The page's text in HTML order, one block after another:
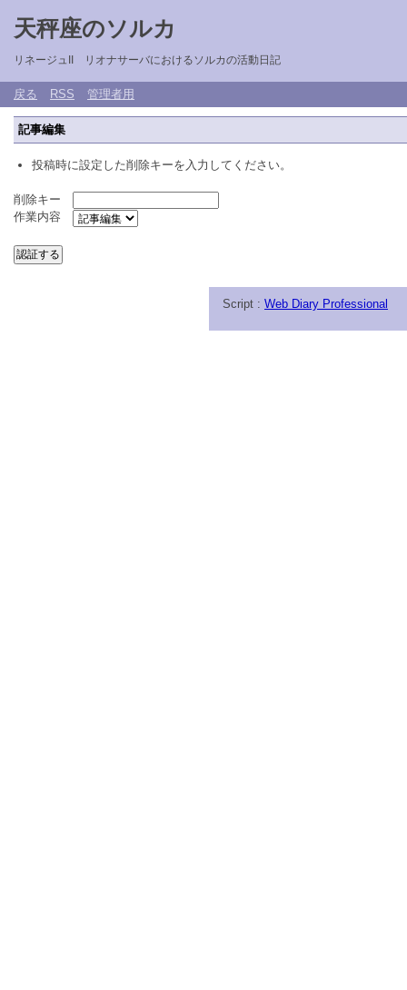
天秤座のソルカ
リネージュII リオナサーバにおけるソルカの活動日記
戻る RSS 管理者用
記事編集
投稿時に設定した削除キーを入力してください。
削除キー
作業内容
Script : Web Diary Professional